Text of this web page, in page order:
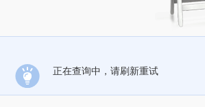
正在查询中，请刷新重试